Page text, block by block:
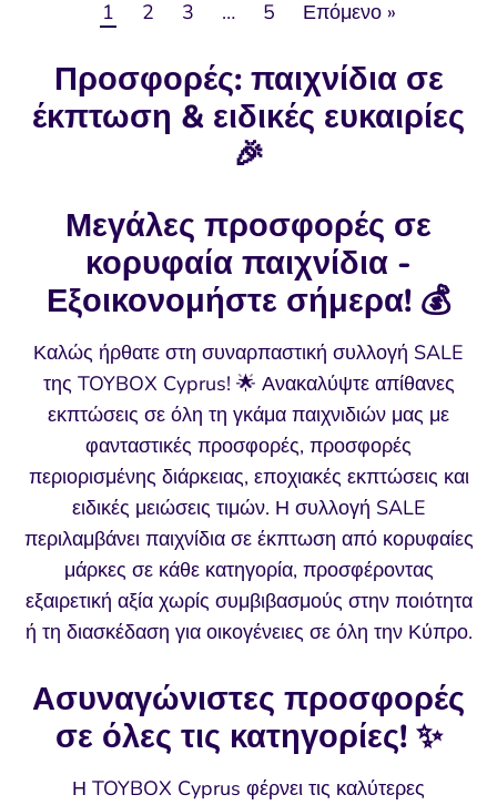
1 2 3 … 5 Επόμενο »
Προσφορές: παιχνίδια σε
έκπτωση & ειδικές ευκαιρίες
🎉
Μεγάλες προσφορές σε
κορυφαία παιχνίδια -
Εξοικονομήστε σήμερα! 💰
Καλώς ήρθατε στη συναρπαστική συλλογή SALE
της TOYBOX Cyprus! 🌟 Ανακαλύψτε απίθανες
εκπτώσεις σε όλη τη γκάμα παιχνιδιών μας με
φανταστικές προσφορές, προσφορές
περιορισμένης διάρκειας, εποχιακές εκπτώσεις και
ειδικές μειώσεις τιμών. Η συλλογή SALE
περιλαμβάνει παιχνίδια σε έκπτωση από κορυφαίες
μάρκες σε κάθε κατηγορία, προσφέροντας
εξαιρετική αξία χωρίς συμβιβασμούς στην ποιότητα
ή τη διασκέδαση για οικογένειες σε όλη την Κύπρο.
Ασυναγώνιστες προσφορές
σε όλες τις κατηγορίες! ✨
Η TOYBOX Cyprus φέρνει τις καλύτερες